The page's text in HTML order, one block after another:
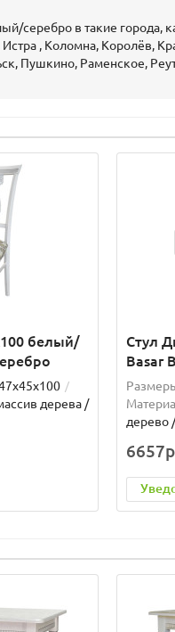
серебро в такие города,
, Коломна, Королёв,
Пушкино, Раменское,
белый/
дерева /
Стул
Basar
дерево